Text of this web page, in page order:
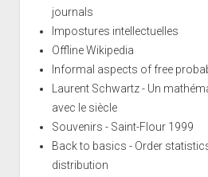
journals
Impostures intellectuelles
Offline Wikipedia
Informal aspects of free
Laurent Schwartz - Un
avec le siècle
Souvenirs - Saint-Flour 1999
Back to basics - Order
distribution